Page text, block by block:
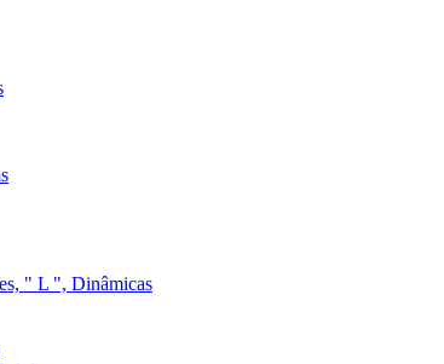
" L ", Dinâmicas